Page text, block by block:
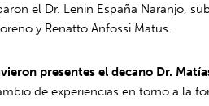
el Dr. Lenin España Naranjo,
y Renatto Anfossi Matus.
presentes el decano Dr.
de experiencias en torno a la